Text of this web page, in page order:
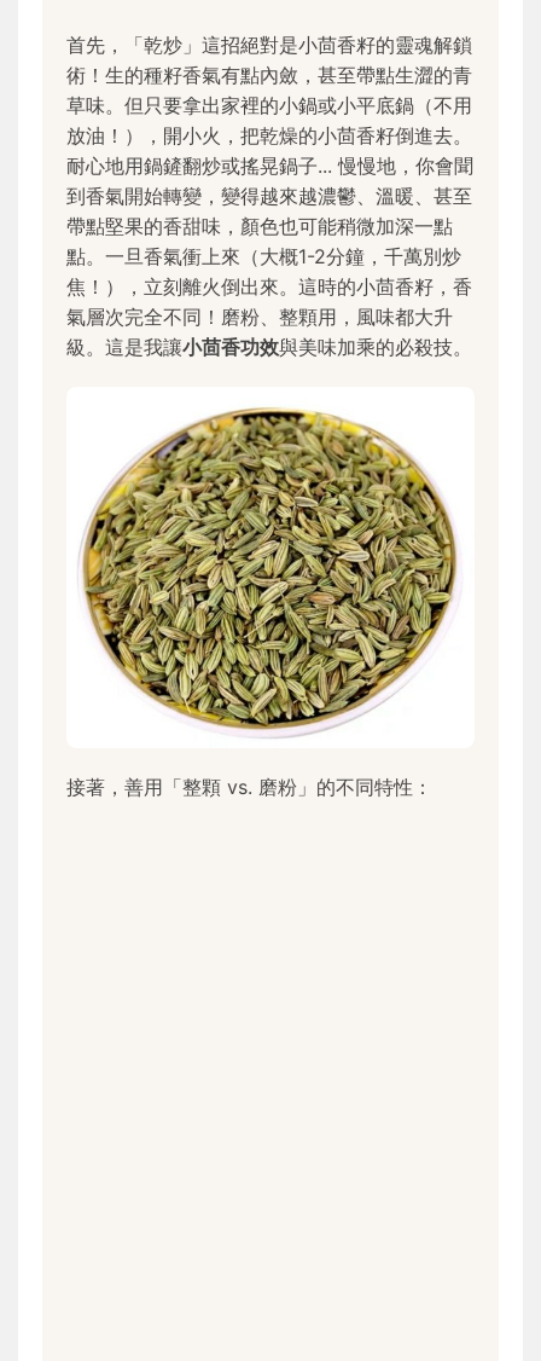
首先，「乾炒」這招絕對是小茴香籽的靈魂解鎖
術！生的種籽香氣有點內斂，甚至帶點生澀的青
草味。但只要拿出家裡的小鍋或小平底鍋（不用
放油！），開小火，把乾燥的小茴香籽倒進去。
耐心地用鍋鏟翻炒或搖晃鍋子... 慢慢地，你會聞
到香氣開始轉變，變得越來越濃鬱、溫暖、甚至
帶點堅果的香甜味，顏色也可能稍微加深一點
點。一旦香氣衝上來（大概1-2分鐘，千萬別炒
焦！），立刻離火倒出來。這時的小茴香籽，香
氣層次完全不同！磨粉、整顆用，風味都大升
級。這是我讓小茴香功效與美味加乘的必殺技。
接著，善用「整顆 vs. 磨粉」的不同特性：